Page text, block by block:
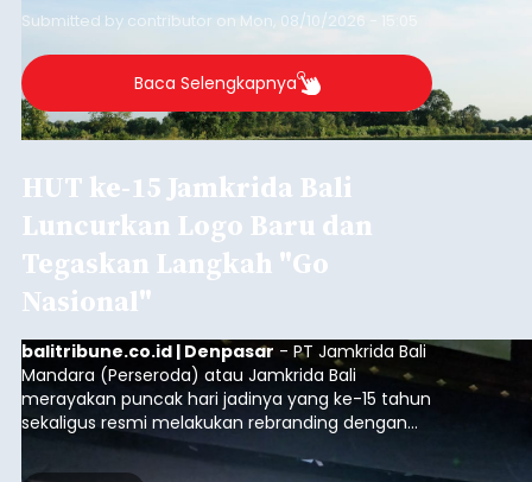
Submitted by contributor on Mon, 08/10/2026 - 15:05
Baca Selengkapnya
HUT ke-15 Jamkrida Bali
Luncurkan Logo Baru dan
Tegaskan Langkah "Go
Nasional"
balitribune.co.id | Denpasar - PT Jamkrida Bali
Mandara (Perseroda) atau Jamkrida Bali
merayakan puncak hari jadinya yang ke-15 tahun
sekaligus resmi melakukan rebranding dengan
meluncurkan logo baru perusahaan. Peluncuran
ini digelar dalam acara bertajuk "ELEVATE 15: